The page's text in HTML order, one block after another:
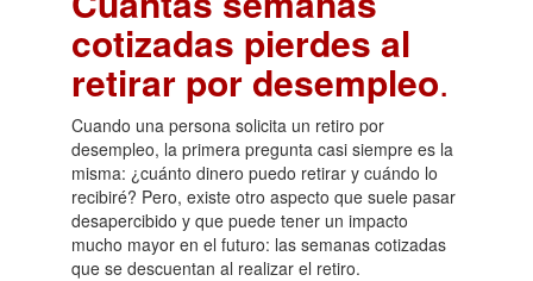
cotizadas pierdes al
retirar por desempleo.
Cuando una persona solicita un retiro por
desempleo, la primera pregunta casi siempre es la
misma: ¿cuánto dinero puedo retirar y cuándo lo
recibiré? Pero, existe otro aspecto que suele pasar
desapercibido y que puede tener un impacto
mucho mayor en el futuro: las semanas cotizadas
que se descuentan al realizar el retiro.